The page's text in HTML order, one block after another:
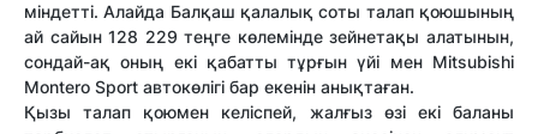
міндетті. Алайда Балқаш қалалық соты талап қоюшының
ай сайын 128 229 теңге көлемінде зейнетақы алатынын,
сондай-ақ оның екі қабатты тұрғын үйі мен Mitsubishi
Montero Sport автокөлігі бар екенін анықтаған.
Қызы талап қоюмен келіспей, жалғыз өзі екі баланы